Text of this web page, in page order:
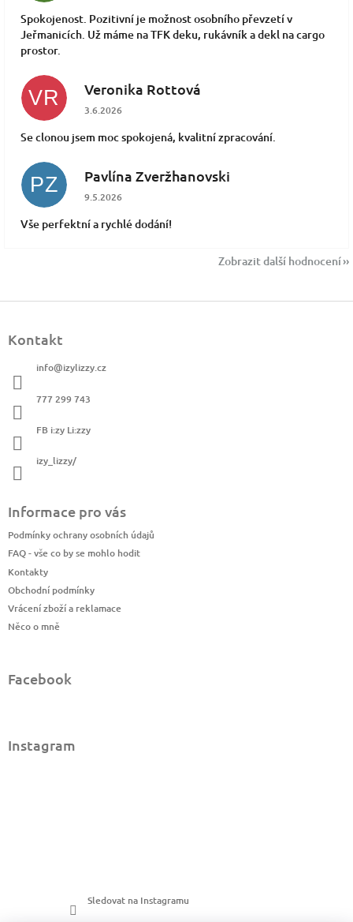
Spokojenost. Pozitivní je možnost osobního převzetí v
Jeřmanicích. Už máme na TFK deku, rukávník a dekl na cargo
prostor.
VR Veronika Rottová
Hodnocení obchodu je 5 z 5 hvězdiček.
3.6.2026
Se clonou jsem moc spokojená, kvalitní zpracování.
PZ Pavlína Zveržhanovski
Hodnocení obchodu je 5 z 5 hvězdiček.
9.5.2026
Vše perfektní a rychlé dodání!
Zobrazit další hodnocení
Kontakt
info@izylizzy.cz
777 299 743
FB i:zy Li:zzy
izy_lizzy/
Informace pro vás
Podmínky ochrany osobních údajů
FAQ - vše co by se mohlo hodit
Kontakty
Obchodní podmínky
Vrácení zboží a reklamace
Něco o mně
Facebook
Instagram
Sledovat na Instagramu